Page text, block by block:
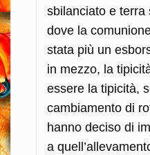
sbilanciato e terra
dove la
stata più un
in mezzo, la
essere la tipicità,
cambiamento di
hanno deciso di
a